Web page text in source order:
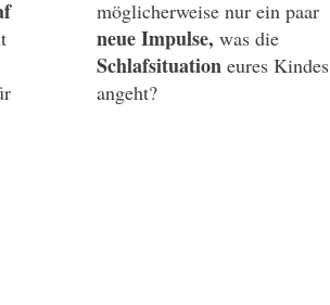
möglicherweise nur ein paar
neue Impulse, was die
Schlafsituation eures Kindes
angeht?